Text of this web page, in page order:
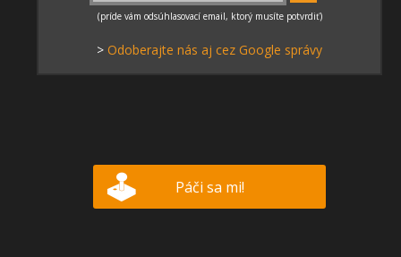
> Odoberajte nás aj cez Google správy
Páči sa mi!